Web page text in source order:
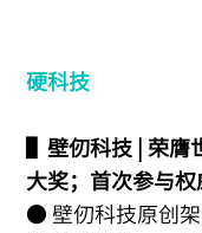
硬科技
▌壁仞科技 | 荣膺
大奖；首次参与
● 壁仞科技原创